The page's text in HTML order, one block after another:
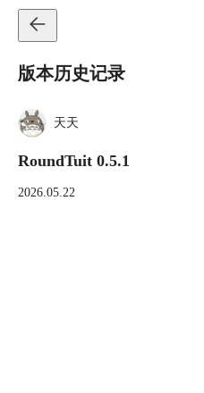
版本历史记录
天天
RoundTuit 0.5.1
2026.05.22